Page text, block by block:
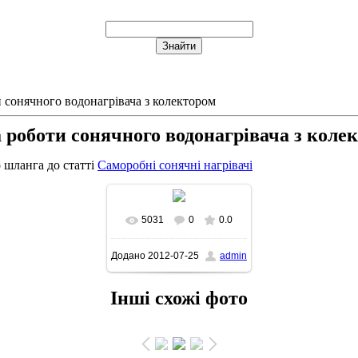
водонагрівача з колектором
сонячного водонагрівача з
до статті Саморобні сонячні нагрівачі
В реальном размере
520x637 / 61.6Kb
5031 0 0.0
Додано 2012-07-25 admin
Інші схожі фото